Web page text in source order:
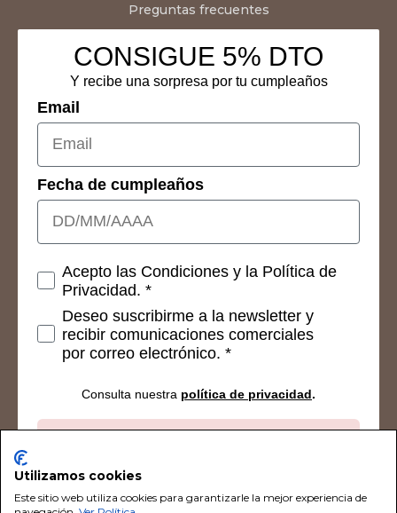
Preguntas frecuentes
CONSIGUE 5% DTO
Y recibe una sorpresa por tu cumpleaños
Email
Fecha de cumpleaños
Consetimientos
Acepto las Condiciones y la Política de
Privacidad. *
Deseo suscribirme a la newsletter y
recibir comunicaciones comerciales
por correo electrónico. *
Consulta nuestra política de privacidad.
Utilizamos cookies
Este sitio web utiliza cookies para garantizarle la mejor experiencia de